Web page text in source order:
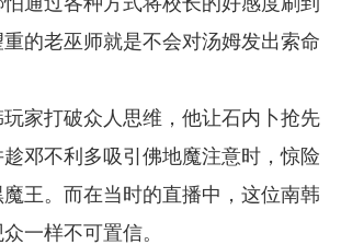
的老巫师就是不会对汤姆发出索命
家打破众人思维，他让石内卜抢先
邓不利多吸引佛地魔注意时，惊险
王。而在当时的直播中，这位南韩
一样不可置信。